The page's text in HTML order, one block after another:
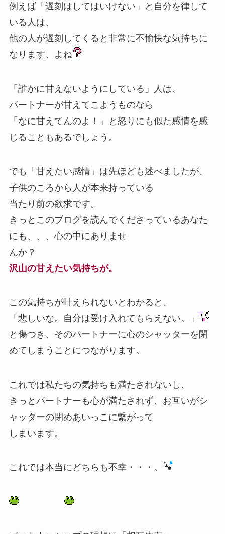
例えば「遅刻はしてはいけない」と自分を律して
いる人は、
他の人が遅刻してくると非常に不愉快な気持ちに
なります、よね
「誰かに甘えないようにしている」人は、
パートナーが甘えてこようものなら
「なに甘えてんのよ！」と怒りにも似た感情を感
じることもあるでしょう。
でも「甘えたい感情」は先ほども述べましたが、
子供のころから人が本来持っている
当たり前の欲求です。
きっとこのブログを読んでくださっているあなた
にも、、、心の中にありませ
んか？
沢山の甘えたい気持ちが。
この気持ちが叶えられないとわかると、
「悲しいな。自分は受け入れてもらえない。」
と傷つき、そのパートナーに心のシャッターを閉
めてしまうことにつながります。
これでは私たちの気持ちも満たされないし、
きっとパートナーも心が満たされず、お互いがシ
ャッターの閉めあいっこに繋がって
しまいます。
これでは本当にどちらも不幸・・・。